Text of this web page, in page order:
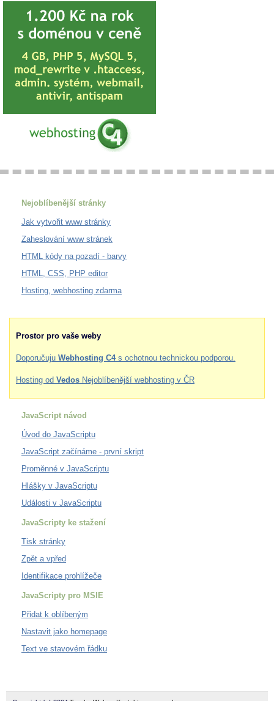
Nejoblíbenější stránky
Jak vytvořit www stránky
Zaheslování www stránek
HTML kódy na pozadí - barvy
HTML, CSS, PHP editor
Hosting, webhosting zdarma
Prostor pro vaše weby
Doporučuju Webhosting C4s ochotnou technickou podporou.
Hosting od Vedos Nejoblíbenější webhosting v ČR
JavaScript návod
Úvod do JavaScriptu
JavaScript začínáme - první skript
Proměnné v JavaScriptu
Hlášky v JavaScriptu
Události v JavaScriptu
JavaScripty ke stažení
Tisk stránky
Zpět a vpřed
Identifikace prohlížeče
JavaScripty pro MSIE
Přidat k oblíbeným
Nastavit jako homepage
Text ve stavovém řádku